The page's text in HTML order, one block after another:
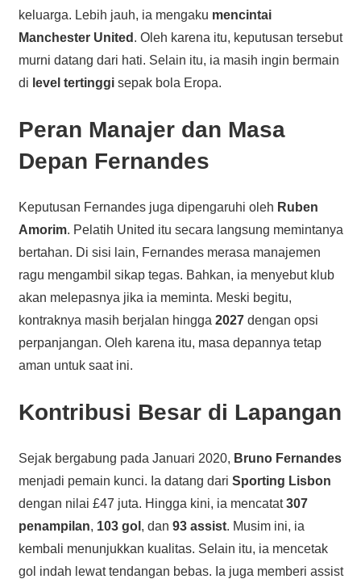
keluarga. Lebih jauh, ia mengaku mencintai
Manchester United . Oleh karena itu, keputusan tersebut
murni datang dari hati. Selain itu, ia masih ingin bermain
di level tertinggisepak bola Eropa.
Peran Manajer dan Masa
Depan Fernandes
Keputusan Fernandes juga dipengaruhi oleh Ruben
Amorim. Pelatih United itu secara langsung memintanya
bertahan. Di sisi lain, Fernandes merasa manajemen
ragu mengambil sikap tegas. Bahkan, ia menyebut klub
akan melepasnya jika ia meminta. Meski begitu,
kontraknya masih berjalan hingga 2027dengan opsi
perpanjangan. Oleh karena itu, masa depannya tetap
aman untuk saat ini.
Kontribusi Besar di Lapangan
Sejak bergabung pada Januari 2020, Bruno Fernandes
menjadi pemain kunci. Ia datang dari Sporting Lisbon
dengan nilai £47 juta. Hingga kini, ia mencatat307
penampilan, 103 gol , dan 93 assist. Musim ini, ia
kembali menunjukkan kualitas. Selain itu, ia mencetak
gol indah lewat tendangan bebas. Ia juga memberi assist